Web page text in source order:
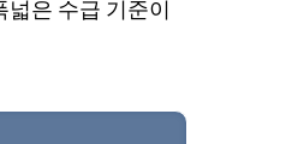
넓은 수급 기준이